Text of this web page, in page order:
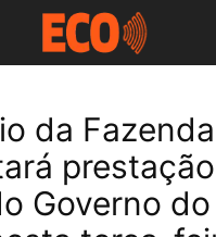
da Fazenda
Governo do